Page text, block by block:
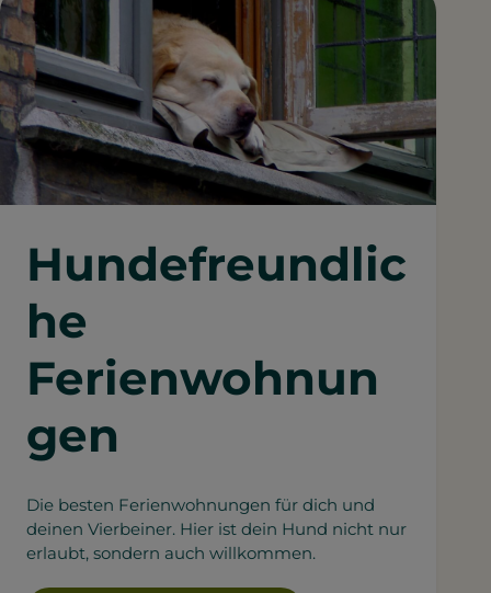
Hundefreundlic
he
Ferienwohnun
gen
Die besten Ferienwohnungen für dich und
deinen Vierbeiner. Hier ist dein Hund nicht nur
erlaubt, sondern auch willkommen.